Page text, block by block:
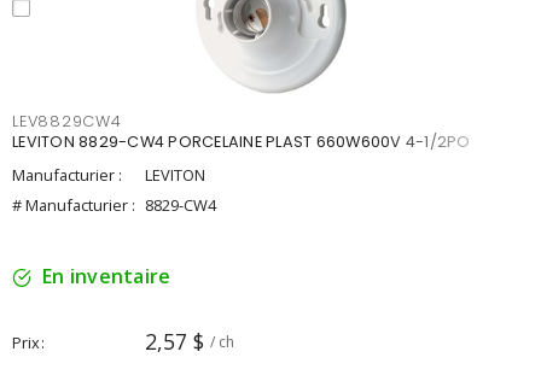
LEV8829CW4
LEVITON 8829-CW4 PORCELAINE PLAST 660W600V 4-1/2PO
Manufacturier :
LEVITON
# Manufacturier : 8829-CW4
En inventaire
Prix 2,57 $ / ch